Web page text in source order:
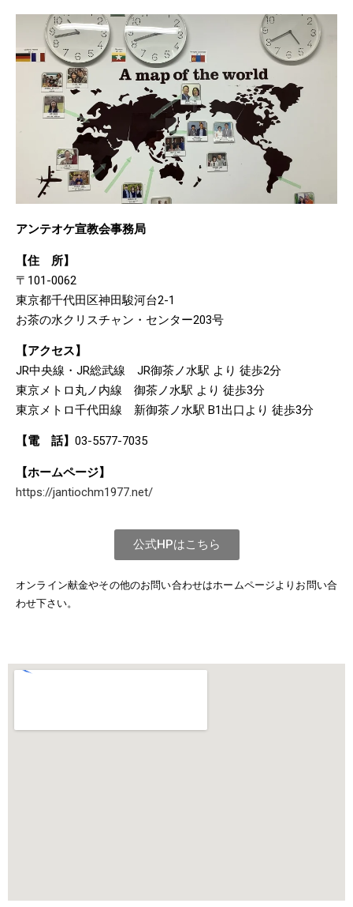
アンテオケ宣教会事務局
【住 所】
〒101-0062
東京都千代田区神田駿河台2-1
お茶の水クリスチャン・センター203号
【アクセス】
JR中央線・JR総武線 JR御茶ノ水駅 より 徒歩2分
東京メトロ丸ノ内線 御茶ノ水駅 より 徒歩3分
東京メトロ千代田線 新御茶ノ水駅 B1出口より 徒歩3分
【電 話】 03-5577-7035
【ホームページ】
https://jantiochm1977.net/
公式HPはこちら
オンライン献金やその他のお問い合わせはホームページよりお問い合
わせ下さい。